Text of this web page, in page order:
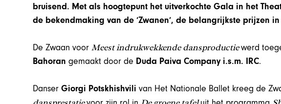
bruisend. Met als hoogtepunt het uitverkochte Gala in het
de bekendmaking van de ‘Zwanen’, de belangrijkste prijzen
De Zwaan voorMeest indrukwekkende dansproductiewerd
Bahorangemaakt door de Duda Paiva Company i.s.m. IRC.
DanserGiorgi Potskhishvilivan Het Nationale Ballet kreeg de